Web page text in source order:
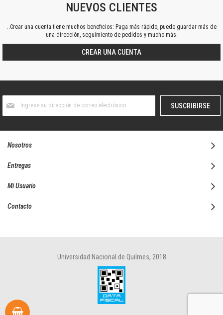
NUEVOS CLIENTES
..Crear una cuenta tiene muchos beneficios: Paga más rápido, puede guardar más de
una dirección, seguimiento de pedidos y mucho más.
CREAR UNA CUENTA
boletín
SUSCRIBIRSE
Nosotros
Entregas
Mi Usuario
Contacto
Universidad Nacional de Quilmes, 2018